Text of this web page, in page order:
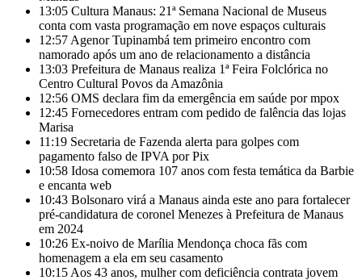
13:05 Cultura Manaus: 21ª Semana Nacional de Museus
conta com vasta programação em nove espaços culturais
12:57 Agenor Tupinambá tem primeiro encontro com
namorado após um ano de relacionamento a distância
13:03 Prefeitura de Manaus realiza 1ª Feira Folclórica no
Centro Cultural Povos da Amazônia
12:56 OMS declara fim da emergência em saúde por mpox
12:45 Fornecedores entram com pedido de falência das lojas
Marisa
11:19 Secretaria de Fazenda alerta para golpes com
pagamento falso de IPVA por Pix
10:58 Idosa comemora 107 anos com festa temática da Barbie
e encanta web
10:43 Bolsonaro virá a Manaus ainda este ano para fortalecer
pré-candidatura de coronel Menezes à Prefeitura de Manaus
em 2024
10:26 Ex-noivo de Marília Mendonça choca fãs com
homenagem a ela em seu casamento
10:15 Aos 43 anos, mulher com deficiência contrata jovem